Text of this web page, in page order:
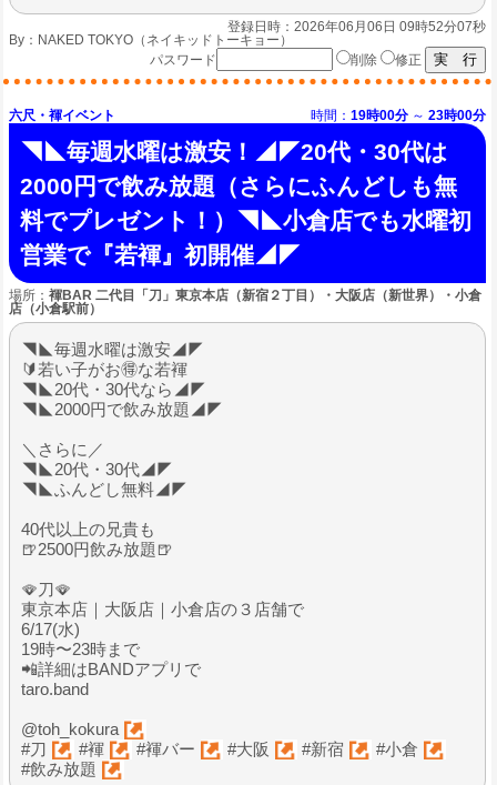
登録日時：2026年06月06日 09時52分07秒
By： NAKED TOKYO（ネイキッドトーキョー）
パスワード
削除 修正
六尺・褌イベント 時間： 19時00分 ～ 23時00分
◥◣毎週水曜は激安！◢◤20代・30代は
2000円で飲み放題（さらにふんどしも無
料でプレゼント！）◥◣小倉店でも水曜初
営業で『若褌』初開催◢◤
場所： 褌BAR 二代目「刀」東京本店（新宿２丁目）・大阪店（新世界）・小倉
店（小倉駅前）
◥◣毎週水曜は激安◢◤
🔰若い子がお🉐な若褌
◥◣20代・30代なら◢◤
◥◣2000円で飲み放題◢◤
＼さらに／
◥◣20代・30代◢◤
◥◣ふんどし無料◢◤
40代以上の兄貴も
🍺2500円飲み放題🍺
🪭刀🪭
東京本店｜大阪店｜小倉店の３店舗で
6/17(水)
19時〜23時まで
📲詳細はBANDアプリで
taro.band
@toh_kokura
#刀
#褌 #褌バー #大阪 #新宿
#小倉
#飲み放題